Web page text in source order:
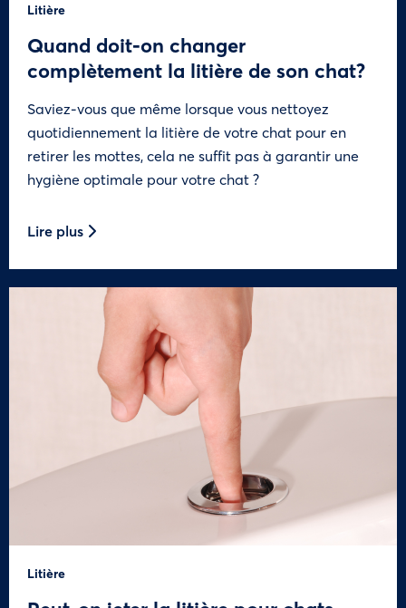
Litière
Quand doit-on changer
complètement la litière de son chat?
Saviez-vous que même lorsque vous nettoyez
quotidiennement la litière de votre chat pour en
retirer les mottes, cela ne suffit pas à garantir une
hygiène optimale pour votre chat ?
Lire plus
Litière